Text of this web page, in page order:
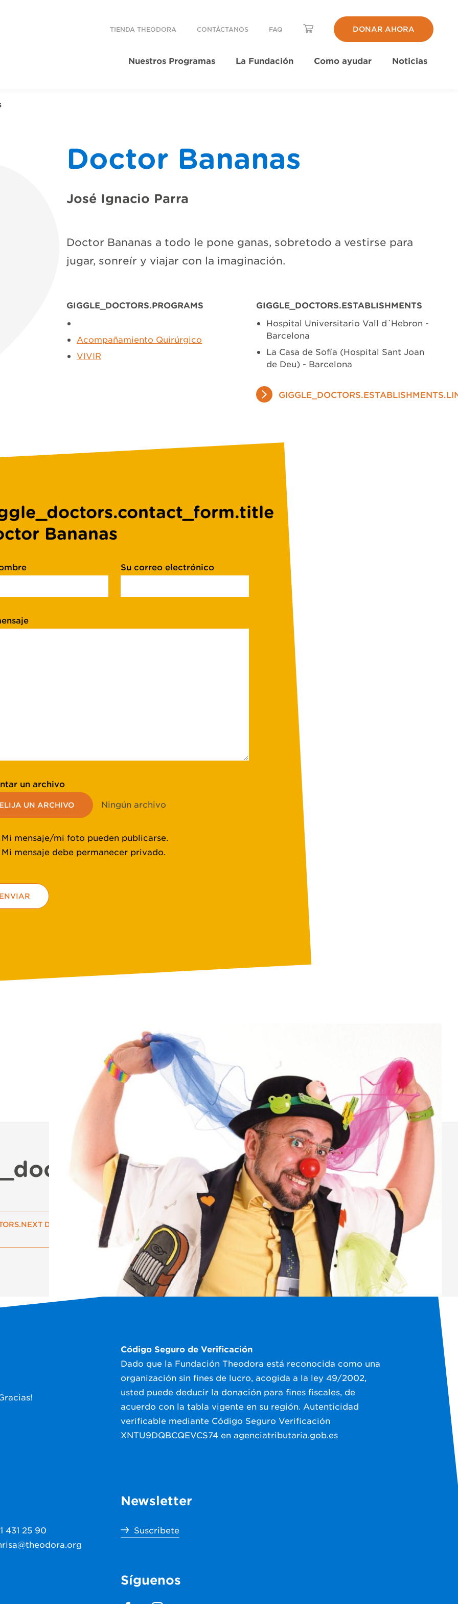
TIENDA THEODORA CONTÁCTANOS FAQ DONAR AHORA
Nuestros Programas La Fundación Como ayudar Noticias
Doctor Bananas
José Ignacio Parra
Doctor Bananas a todo le pone ganas, sobretodo a vestirse para
jugar, sonreír y viajar con la imaginación.
GIGGLE_DOCTORS.PROGRAMS
Acompañamiento Quirúrgico
VIVIR
GIGGLE_DOCTORS.ESTABLISHMENTS
Hospital Universitario Vall d´Hebron -
Barcelona
La Casa de Sofía (Hospital Sant Joan
de Deu) - Barcelona
Bananas
Su correo electrónico
un archivo
UN ARCHIVO Ningún archivo
Mi mensaje/mi foto pueden publicarse.
Mi mensaje debe permanecer privado.
DOCTOR
Código Seguro de Verificación
Dado que la Fundación Theodora está reconocida como una
organización sin fines de lucro, acogida a la ley 49/2002,
usted puede deducir la donación para fines fiscales, de
acuerdo con la tabla vigente en su región. Autenticidad
verificable mediante Código Seguro Verificación
XNTU9DQBCQEVCS74 en agenciatributaria.gob.es
431 25 90
Newsletter
Suscribete
Síguenos